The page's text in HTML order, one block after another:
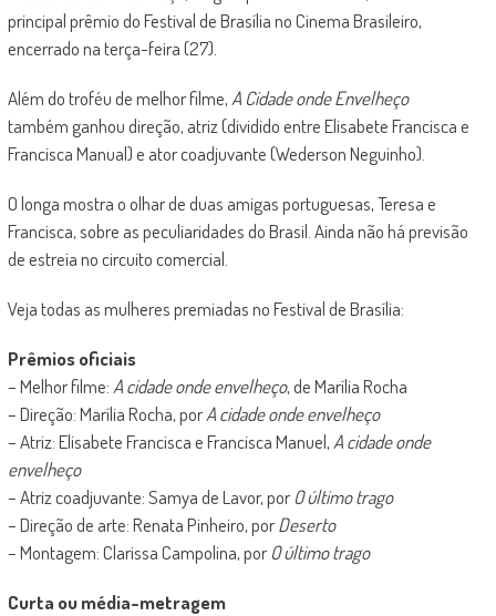
principal prêmio do Festival de Brasília no Cinema Brasileiro,
encerrado na terça-feira (27).
Além do troféu de melhor filme,A Cidade onde Envelheço
também ganhou direção, atriz (dividido entre Elisabete Francisca e
Francisca Manual) e ator coadjuvante (Wederson Neguinho).
O longa mostra o olhar de duas amigas portuguesas, Teresa e
Francisca, sobre as peculiaridades do Brasil. Ainda não há previsão
de estreia no circuito comercial.
Veja todas as mulheres premiadas no Festival de Brasília:
Prêmios oficiais
– Melhor filme:A cidade onde envelheço, de Marília Rocha
– Direção: Marília Rocha, porA cidade onde envelheço
– Atriz: Elisabete Francisca e Francisca Manuel,A cidade onde
envelheço
– Atriz coadjuvante: Samya de Lavor, porO último trago
– Direção de arte: Renata Pinheiro, porDeserto
– Montagem: Clarissa Campolina, porO último trago
Curta ou média-metragem